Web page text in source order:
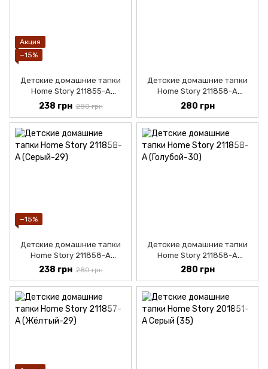
Акция
−15%
Детские домашние тапки
Home Story 211855-A
(Персиковый-32)
238 грн 280 грн
Детские домашние тапки
Home Story 211858-A
(Бежевый-27)
280 грн
−15%
Детские домашние тапки
Home Story 211858-A
(Серый-28)
238 грн 280 грн
Детские домашние тапки
Home Story 211858-A
(Голубой-29)
280 грн